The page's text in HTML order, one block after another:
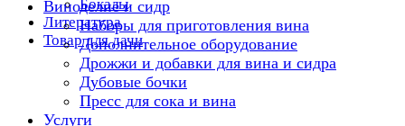
Бокалы
Литература
Товар для дачи
Виноделие и сидр
Наборы для приготовления вина
Дополнительное оборудование
Дрожжи и добавки для вина и сидра
Дубовые бочки
Пресс для сока и вина
Услуги